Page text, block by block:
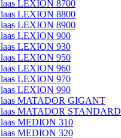
LEXION 8700
LEXION 8800
LEXION 8900
LEXION 900
LEXION 930
LEXION 950
LEXION 960
LEXION 970
LEXION 990
MATADOR GIGANT
MATADOR STANDARD
MEDION 310
MEDION 320